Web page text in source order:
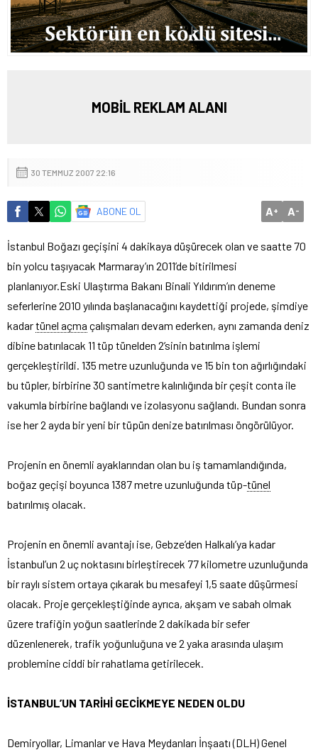
MOBİL REKLAM ALANI
30 TEMMUZ 2007 22:16
ABONE OL A+ A-
İstanbul Boğazı geçişini 4 dakikaya düşürecek olan ve saatte 70
bin yolcu taşıyacak Marmaray’ın 2011’de bitirilmesi
planlanıyor. Eski Ulaştırma Bakanı Binali Yıldırım’ın deneme
seferlerine 2010 yılında başlanacağını kaydettiği projede, şimdiye
kadartünel açma çalışmaları devam ederken, aynı zamanda deniz
dibine batırılacak 11 tüp tünelden 2’sinin batırılma işlemi
gerçekleştirildi. 135 metre uzunluğunda ve 15 bin ton ağırlığındaki
bu tüpler, birbirine 30 santimetre kalınlığında bir çeşit conta ile
vakumla birbirine bağlandı ve izolasyonu sağlandı. Bundan sonra
ise her 2 ayda bir yeni bir tüpün denize batırılması öngörülüyor.
Projenin en önemli ayaklarından olan bu iş tamamlandığında,
boğaz geçişi boyunca 1387 metre uzunluğunda tüp-tünel
batırılmış olacak.
Projenin en önemli avantajı ise, Gebze’den Halkalı’ya kadar
İstanbul’un 2 uç noktasını birleştirecek 77 kilometre uzunluğunda
bir raylı sistem ortaya çıkarak bu mesafeyi 1,5 saate düşürmesi
olacak. Proje gerçekleştiğinde ayrıca, akşam ve sabah olmak
üzere trafiğin yoğun saatlerinde 2 dakikada bir sefer
düzenlenerek, trafik yoğunluğuna ve 2 yaka arasında ulaşım
problemine ciddi bir rahatlama getirilecek.
İSTANBUL’UN TARİHİ GECİKMEYE NEDEN OLDU
Demiryollar, Limanlar ve Hava Meydanları İnşaatı (DLH) Genel